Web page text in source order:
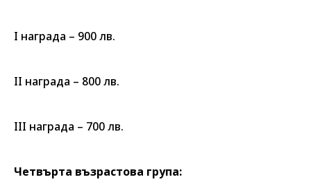
І награда – 900 лв.
ІІ награда – 800 лв.
ІІІ награда – 700 лв.
Четвърта възрастова група: